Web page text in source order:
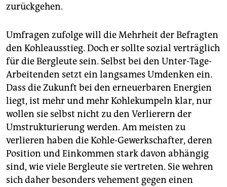
zurückgehen.
Umfragen zufolge will die Mehrheit der Befragten
den Kohleausstieg. Doch er sollte sozial verträglich
für die Bergleute sein. Selbst bei den Unter-Tage-
Arbeitenden setzt ein langsames Umdenken ein.
Dass die Zukunft bei den erneuerbaren Energien
liegt, ist mehr und mehr Kohlekumpeln klar, nur
wollen sie selbst nicht zu den Verlierern der
Umstrukturierung werden. Am meisten zu
verlieren haben die Kohle-Gewerkschafter, deren
Position und Einkommen stark davon abhängig
sind, wie viele Bergleute sie vertreten. Sie wehren
sich daher besonders vehement gegen einen